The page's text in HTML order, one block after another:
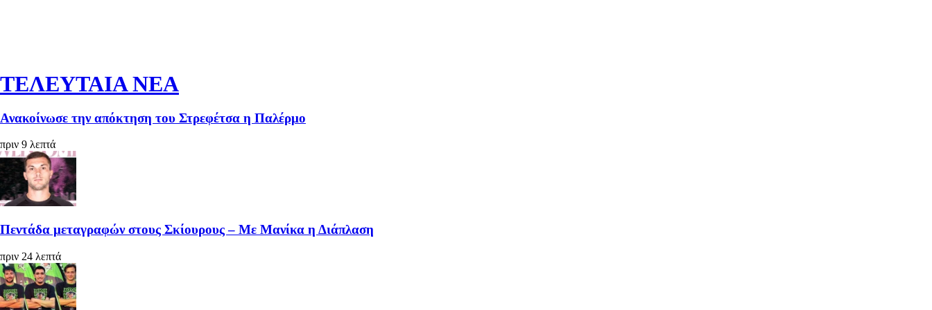
ΤΕΛΕΥΤΑΙΑ ΝΕΑ
Ανακοίνωσε την απόκτηση του Στρεφέτσα η Παλέρμο
πριν 9 λεπτά
Πεντάδα μεταγραφών στους Σκίουρους – Με Μανίκα η Διάπλαση
πριν 24 λεπτά